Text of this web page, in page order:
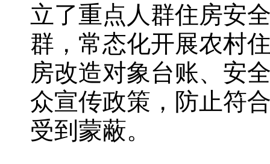
立了重点人群住房安
群，常态化开展农村
房改造对象台账、安
众宣传政策，防止符
受到蒙蔽。